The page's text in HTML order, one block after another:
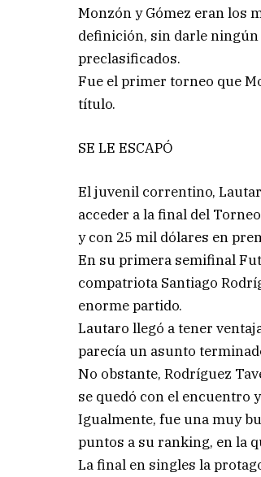
Monzón y Gómez eran los
definición, sin darle ningún
preclasificados.
Fue el primer torneo que
título.
SE LE ESCAPÓ
El juvenil correntino,
acceder a la final del
y con 25 mil dólares en
En su primera semifinal
compatriota Santiago
enorme partido.
Lautaro llegó a tener
parecía un asunto
No obstante, Rodríguez
se quedó con el encuentro
Igualmente, fue una muy
puntos a su ranking, en la
La final en singles la